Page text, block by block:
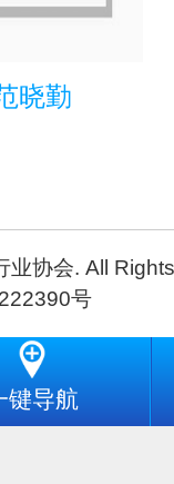
晓勤
业协会. All
号
键导航